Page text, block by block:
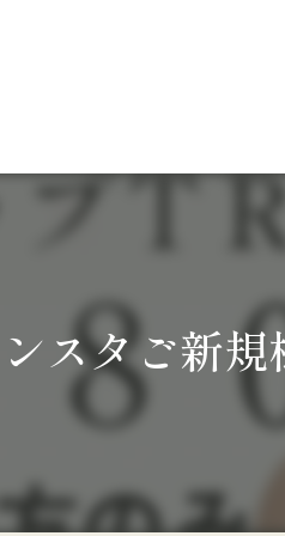
スタご新規